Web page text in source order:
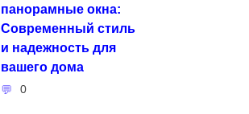
панорамные окна:
Современный стиль
и надежность для
вашего дома
0